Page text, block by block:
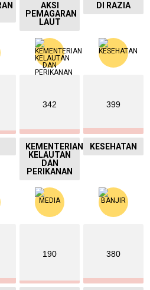
AKSI
PEMAGARAN
LAUT
DI RAZIA
342
KEMENTERIAN
KELAUTAN
DAN
PERIKANAN
399
KESEHATAN
190 380